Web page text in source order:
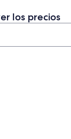
los precios